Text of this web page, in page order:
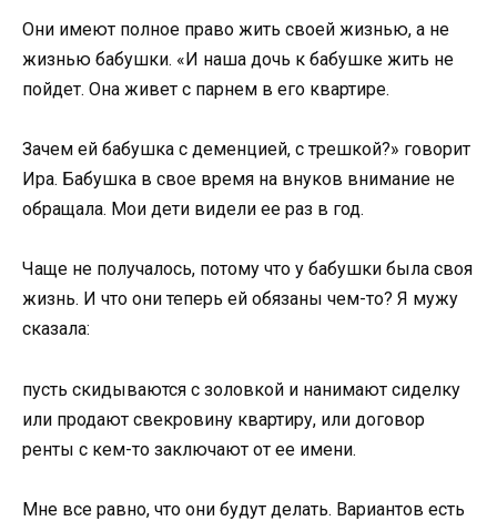
Они имеют полное право жить своей жизнью, а не
жизнью бабушки. «И наша дочь к бабушке жить не
пойдет. Она живет с парнем в его квартире.
Зачем ей бабушка с деменцией, с трешкой?» говорит
Ира. Бабушка в свое время на внуков внимание не
обращала. Мои дети видели ее раз в год.
Чаще не получалось, потому что у бабушки была своя
жизнь. И что они теперь ей обязаны чем-то? Я мужу
сказала:
пусть скидываются с золовкой и нанимают сиделку
или продают свекровину квартиру, или договор
ренты с кем-то заключают от ее имени.
Мне все равно, что они будут делать. Вариантов есть